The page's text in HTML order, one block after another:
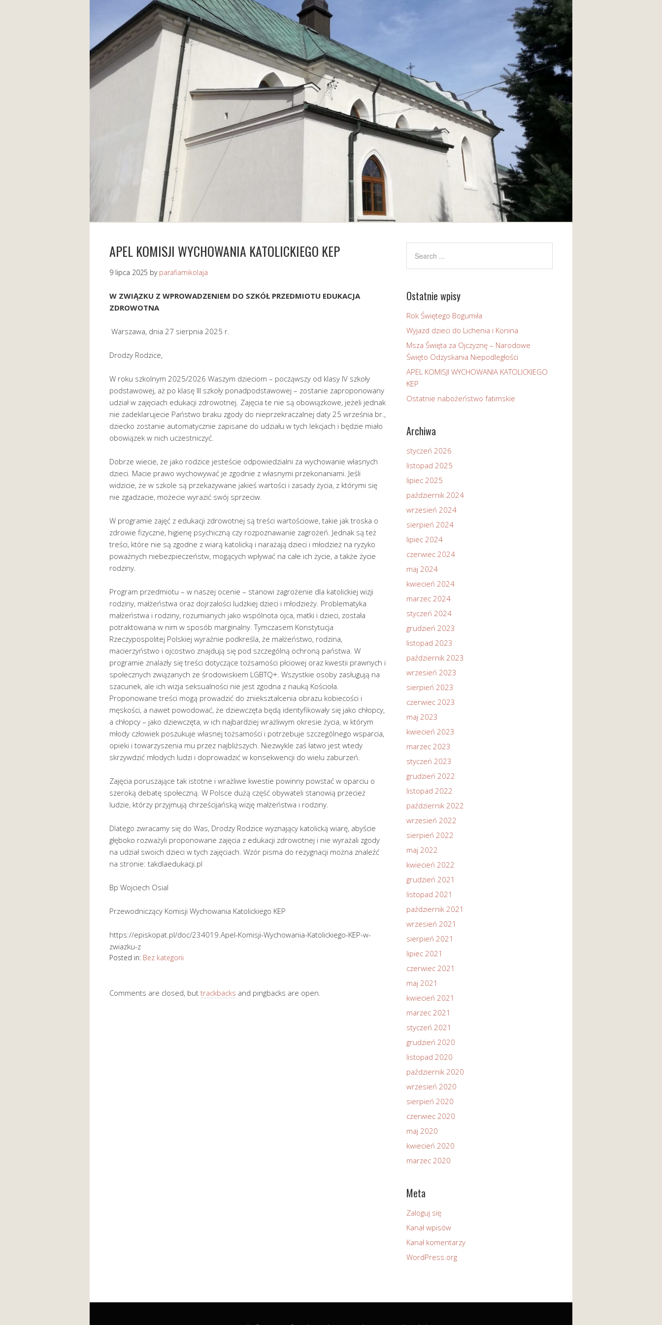
APEL KOMISJI WYCHOWANIA KATOLICKIEGO KEP
9 lipca 2025 by parafiamikolaja
W ZWIĄZKU Z WPROWADZENIEM DO SZKÓŁ PRZEDMIOTU EDUKACJA
ZDROWOTNA
Warszawa, dnia 27 sierpnia 2025 r.
Drodzy Rodzice,
W roku szkolnym 2025/2026 Waszym dzieciom – począwszy od klasy IV szkoły
podstawowej, aż po klasę III szkoły ponadpodstawowej – zostanie zaproponowany
udział w zajęciach edukacji zdrowotnej. Zajęcia te nie są obowiązkowe, jeżeli jednak
nie zadeklarujecie Państwo braku zgody do nieprzekraczalnej daty 25 września br.,
dziecko zostanie automatycznie zapisane do udziału w tych lekcjach i będzie miało
obowiązek w nich uczestniczyć.
Dobrze wiecie, że jako rodzice jesteście odpowiedzialni za wychowanie własnych
dzieci. Macie prawo wychowywać je zgodnie z własnymi przekonaniami. Jeśli
widzicie, że w szkole są przekazywane jakieś wartości i zasady życia, z którymi się
nie zgadzacie, możecie wyrazić swój sprzeciw.
W programie zajęć z edukacji zdrowotnej są treści wartościowe, takie jak troska o
zdrowie fizyczne, higienę psychiczną czy rozpoznawanie zagrożeń. Jednak są też
treści, które nie są zgodne z wiarą katolicką i narażają dzieci i młodzież na ryzyko
poważnych niebezpieczeństw, mogących wpływać na całe ich życie, a także życie
rodziny.
Program przedmiotu – w naszej ocenie – stanowi zagrożenie dla katolickiej wizji
rodziny, małżeństwa oraz dojrzałości ludzkiej dzieci i młodzieży. Problematyka
małżeństwa i rodziny, rozumianych jako wspólnota ojca, matki i dzieci, została
potraktowana w nim w sposób marginalny. Tymczasem Konstytucja
Rzeczypospolitej Polskiej wyraźnie podkreśla, że małżeństwo, rodzina,
macierzyństwo i ojcostwo znajdują się pod szczególną ochroną państwa. W
programie znalazły się treści dotyczące tożsamości płciowej oraz kwestii prawnych i
społecznych związanych ze środowiskiem LGBTQ+. Wszystkie osoby zasługują na
szacunek, ale ich wizja seksualności nie jest zgodna z nauką Kościoła.
Proponowane treści mogą prowadzić do zniekształcenia obrazu kobiecości i
męskości, a nawet powodować, że dziewczęta będą identyfikowały się jako chłopcy,
a chłopcy – jako dziewczęta, w ich najbardziej wrażliwym okresie życia, w którym
młody człowiek poszukuje własnej tożsamości i potrzebuje szczególnego wsparcia,
opieki i towarzyszenia mu przez najbliższych. Niezwykle zaś łatwo jest wtedy
skrzywdzić młodych ludzi i doprowadzić w konsekwencji do wielu zaburzeń.
Zajęcia poruszające tak istotne i wrażliwe kwestie powinny powstać w oparciu o
szeroką debatę społeczną. W Polsce dużą część obywateli stanowią przecież
ludzie, którzy przyjmują chrześcijańską wizję małżeństwa i rodziny.
Dlatego zwracamy się do Was, Drodzy Rodzice wyznający katolicką wiarę, abyście
głęboko rozważyli proponowane zajęcia z edukacji zdrowotnej i nie wyrażali zgody
na udział swoich dzieci w tych zajęciach. Wzór pisma do rezygnacji można znaleźć
na stronie: takdlaedukacji.pl
Bp Wojciech Osial
Przewodniczący Komisji Wychowania Katolickiego KEP
https://episkopat.pl/doc/234019.Apel-Komisji-Wychowania-Katolickiego-KEP-w-
zwiazku-z
Posted in: Bez kategorii
Comments are closed, but trackbacks and pingbacks are open.
Ostatnie wpisy
Rok Świętego Bogumiła
Wyjazd dzieci do Lichenia i Konina
Msza Święta za Ojczyznę – Narodowe
Święto Odzyskania Niepodległości
APEL KOMISJI WYCHOWANIA KATOLICKIEGO
KEP
Ostatnie nabożeństwo fatimskie
Archiwa
styczeń 2026
listopad 2025
lipiec 2025
październik 2024
wrzesień 2024
sierpień 2024
lipiec 2024
czerwiec 2024
maj 2024
kwiecień 2024
marzec 2024
styczeń 2024
grudzień 2023
listopad 2023
październik 2023
wrzesień 2023
sierpień 2023
czerwiec 2023
maj 2023
kwiecień 2023
marzec 2023
styczeń 2023
grudzień 2022
listopad 2022
październik 2022
wrzesień 2022
sierpień 2022
maj 2022
kwiecień 2022
grudzień 2021
listopad 2021
październik 2021
wrzesień 2021
sierpień 2021
lipiec 2021
czerwiec 2021
maj 2021
kwiecień 2021
marzec 2021
styczeń 2021
grudzień 2020
listopad 2020
październik 2020
wrzesień 2020
sierpień 2020
czerwiec 2020
maj 2020
kwiecień 2020
marzec 2020
Meta
Zaloguj się
Kanał wpisów
Kanał komentarzy
WordPress.org